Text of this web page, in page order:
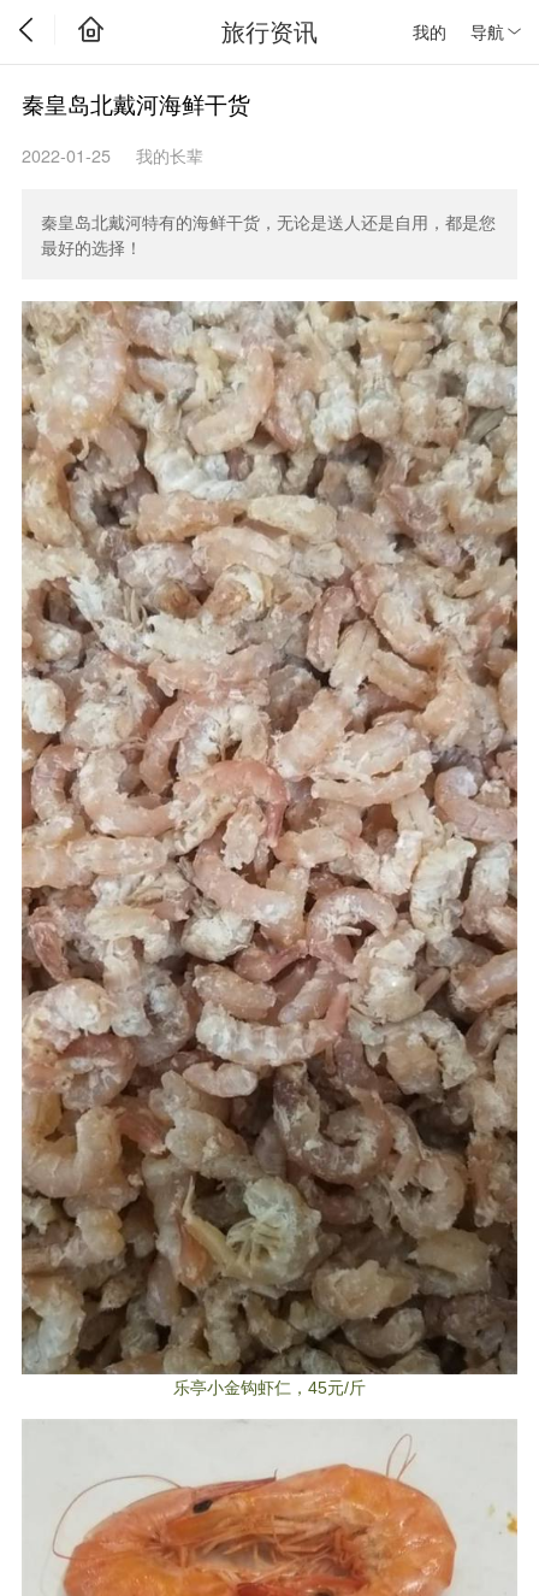
我的 导航
旅行资讯
秦皇岛北戴河海鲜干货
2022-01-25 我的长辈
秦皇岛北戴河特有的海鲜干货，无论是送人还是自用，都是您
最好的选择！
乐亭小金钩虾仁，45元/斤